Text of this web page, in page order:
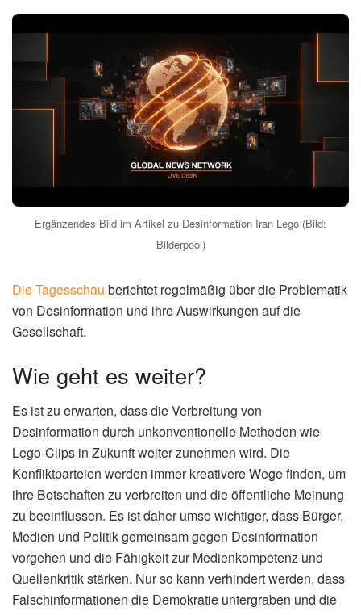
die Clips auch im Ausland eingesetzt werden, um ein
positives Bild des Iran zu vermitteln und die Außenpolitik
des Landes zu unterstützen. Kritiker werfen der iranischen
Regierung vor, mit solchen Methoden gezielt
Falschinformationen zu streuen und die öffentliche
Meinung zu manipulieren.
Politische Perspektiven auf die
Desinformation
Die Meinungen über die Verwendung von Lego-Clips zur
Verbreitung politischer Botschaften gehen auseinander.
Desinformation verurteilen, sehen andere darin eine
legitime Form der politischen Kommunikation. Befürworter
argumentieren, dass es wichtig sei, auch unkonventionelle
die öffentliche Meinung zu beeinflussen. Es ist jedoch
eine Gefahr für die Demokratie darstellt und die freie
Meinungsbildung beeinträchtigen kann.(Lesen Sie auch:
PlayStation 5 Linux: Modder Verwandeln die Konsole…